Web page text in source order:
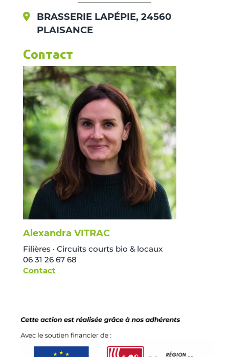
BRASSERIE LAPÉPIE, 24560
PLAISANCE
Contact
Alexandra VITRAC
Filières · Circuits courts bio & locaux
06 31 26 67 68
Contact